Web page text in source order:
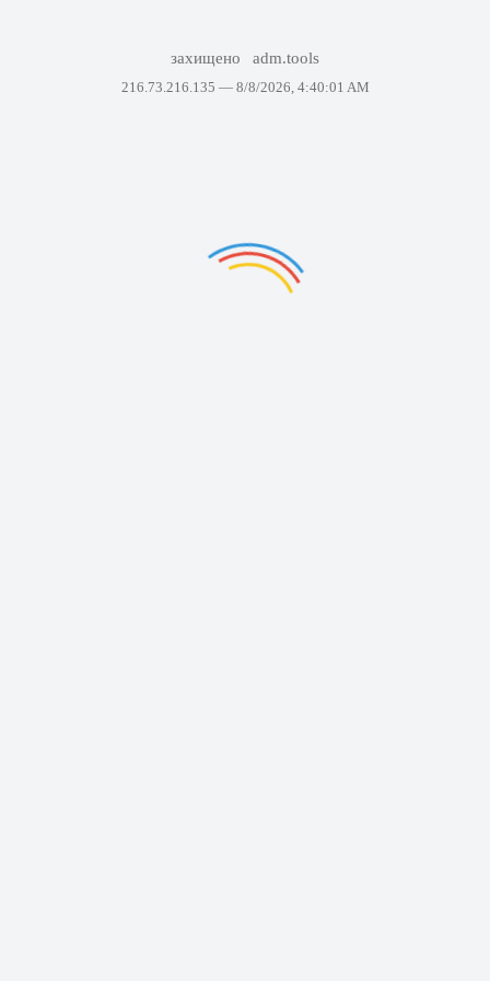
захищено adm.tools
216.73.216.135 — 8/8/2026, 4:40:01 AM